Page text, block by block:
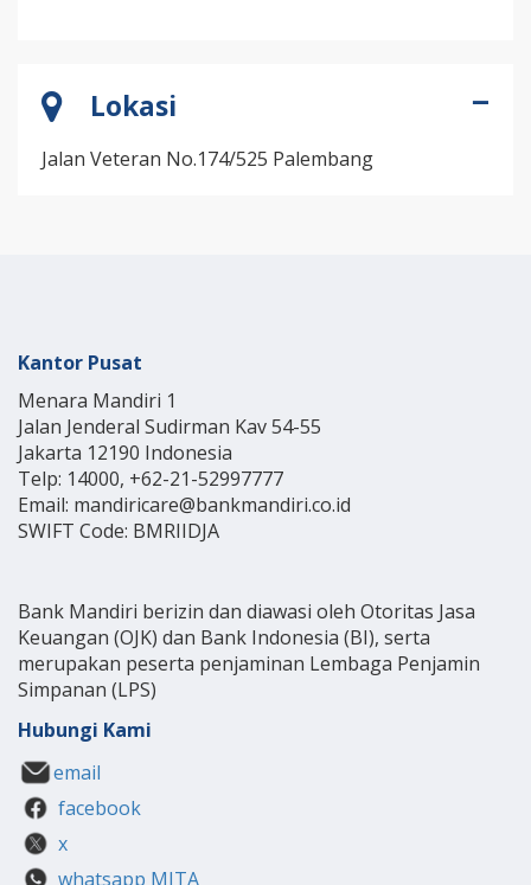
Lokasi
Jalan Veteran No.174/525 Palembang
Kantor Pusat
Menara Mandiri 1
Jalan Jenderal Sudirman Kav 54-55
Jakarta 12190 Indonesia
Telp: 14000, +62-21-52997777
Email: mandiricare@bankmandiri.co.id
SWIFT Code: BMRIIDJA
Bank Mandiri berizin dan diawasi oleh Otoritas Jasa
Keuangan (OJK) dan Bank Indonesia (BI), serta
merupakan peserta penjaminan Lembaga Penjamin
Simpanan (LPS)
Hubungi Kami
email
facebook
x
whatsapp MITA